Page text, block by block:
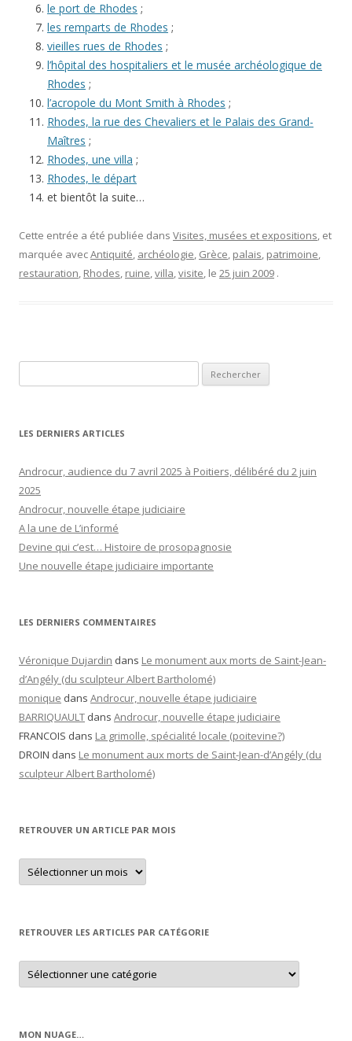
le port de Rhodes ;
les remparts de Rhodes ;
vieilles rues de Rhodes ;
l’hôpital des hospitaliers et le musée archéologique de
Rhodes ;
l’acropole du Mont Smith à Rhodes ;
Rhodes, la rue des Chevaliers et le Palais des Grand-
Maîtres ;
Rhodes, une villa ;
Rhodes, le départ
et bientôt la suite…
Cette entrée a été publiée dans Visites, musées et expositions, et
marquée avecAntiquité, archéologie, Grèce, palais, patrimoine,
restauration, Rhodes, ruine,villa,visite, le 25 juin 2009 .
LES DERNIERS ARTICLES
Androcur, audience du 7 avril 2025 à Poitiers, délibéré du 2 juin
2025
Androcur, nouvelle étape judiciaire
A la une de L’informé
Devine qui c’est… Histoire de prosopagnosie
Une nouvelle étape judiciaire importante
LES DERNIERS COMMENTAIRES
Véronique Dujardin dans Le monument aux morts de Saint-Jean-
d’Angély (du sculpteur Albert Bartholomé)
monique dans Androcur, nouvelle étape judiciaire
BARRIQUAULT dans Androcur, nouvelle étape judiciaire
FRANCOIS dans La grimolle, spécialité locale (poitevine?)
DROIN dans Le monument aux morts de Saint-Jean-d’Angély (du
sculpteur Albert Bartholomé)
RETROUVER UN ARTICLE PAR MOIS
Retrouver
un
article
RETROUVER LES ARTICLES PAR CATÉGORIE
Retrouver
les
articles
MON NUAGE…